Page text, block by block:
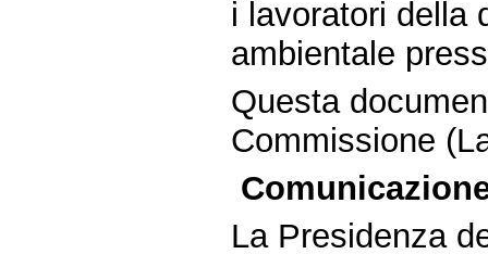
i lavoratori della
ambientale
Questa
Commissione
La Presidenza